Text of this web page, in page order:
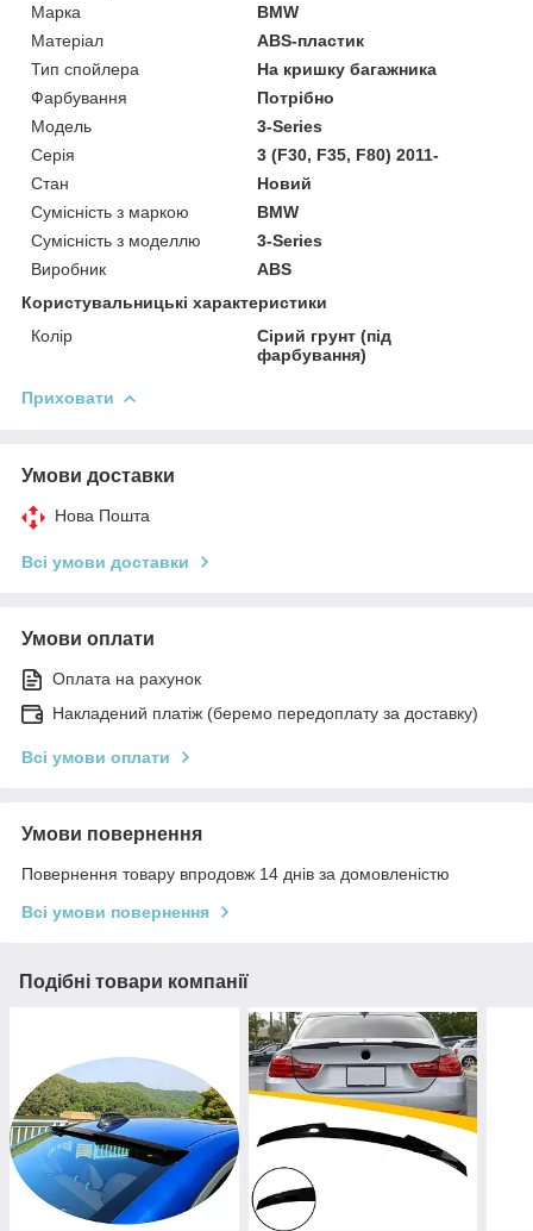
Марка
BMW
Матеріал
ABS-пластик
Тип спойлера
На кришку багажника
Фарбування
Потрібно
Модель
3-Series
Серія
3 (F30, F35, F80) 2011-
Стан
Новий
Сумісність з маркою
BMW
Сумісність з моделлю
3-Series
Виробник
ABS
Користувальницькі характеристики
Колір
Сірий грунт (під
фарбування)
Приховати
Умови доставки
Нова Пошта
Всі умови доставки
Умови оплати
Оплата на рахунок
Накладений платіж (беремо передоплату за доставку)
Всі умови оплати
Умови повернення
Повернення товару впродовж 14 днів за домовленістю
Всі умови повернення
Подібні товари компанії